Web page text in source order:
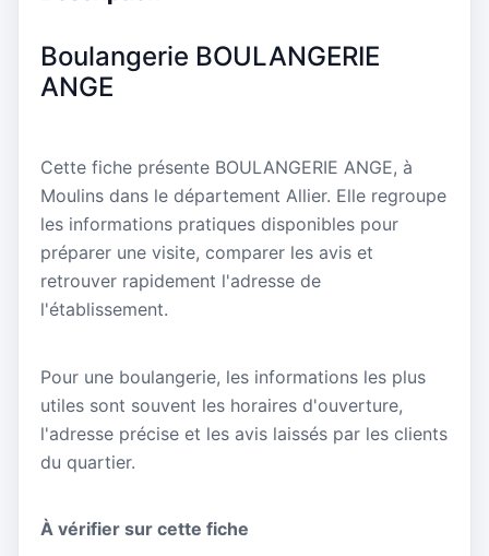
Boulangerie BOULANGERIE
ANGE
Cette fiche présente BOULANGERIE ANGE, à
Moulins dans le département Allier. Elle regroupe
les informations pratiques disponibles pour
préparer une visite, comparer les avis et
retrouver rapidement l'adresse de
l'établissement.
Pour une boulangerie, les informations les plus
utiles sont souvent les horaires d'ouverture,
l'adresse précise et les avis laissés par les clients
du quartier.
À vérifier sur cette fiche